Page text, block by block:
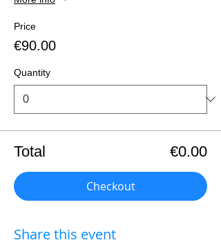
Price
€90.00
Quantity
Total €0.00
Checkout
Share this event